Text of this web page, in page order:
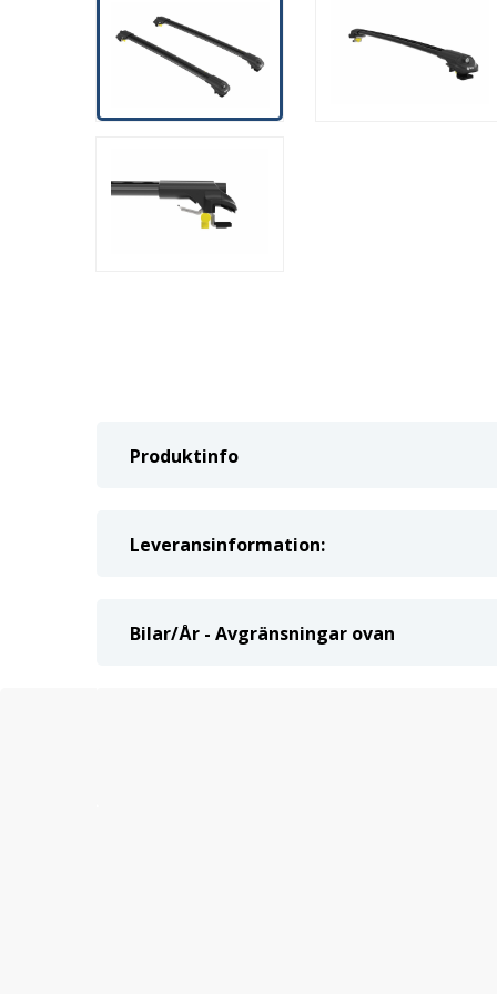
Produktinfo
Leveransinformation:
Bilar/År - Avgränsningar ovan